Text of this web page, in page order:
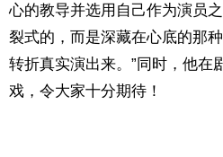
心的教导并选用自己作为演员
裂式的，而是深藏在心底的那
转折真实演出来。”同时，他在
戏，令大家十分期待！